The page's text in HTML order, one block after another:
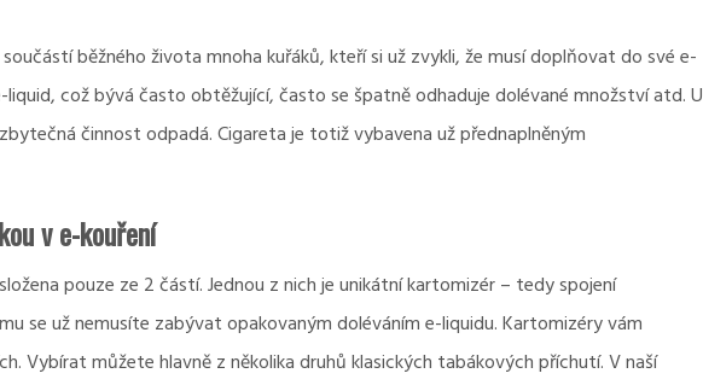
běžného života mnoha kuřáků, kteří si už zvykli, že musí doplňovat do své e-
což bývá často obtěžující, často se špatně odhaduje dolévané množství atd. U
činnost odpadá. Cigareta je totiž vybavena už přednaplněným
v e-kouření
pouze ze 2 částí. Jednou z nich je unikátní kartomizér – tedy spojení
se už nemusíte zabývat opakovaným doléváním e-liquidu. Kartomizéry vám
Vybírat můžete hlavně z několika druhů klasických tabákových příchutí. V naší